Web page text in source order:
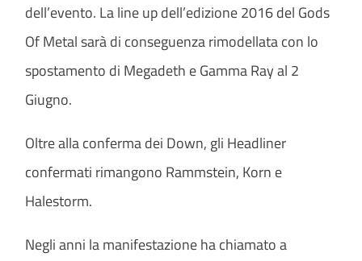
dell’evento. La line up dell’edizione 2016 del Gods
Of Metal sarà di conseguenza rimodellata con lo
spostamento di Megadeth e Gamma Ray al 2
Giugno.
Oltre alla conferma dei Down, gli Headliner
confermati rimangono Rammstein, Korn e
Halestorm.
Negli anni la manifestazione ha chiamato a